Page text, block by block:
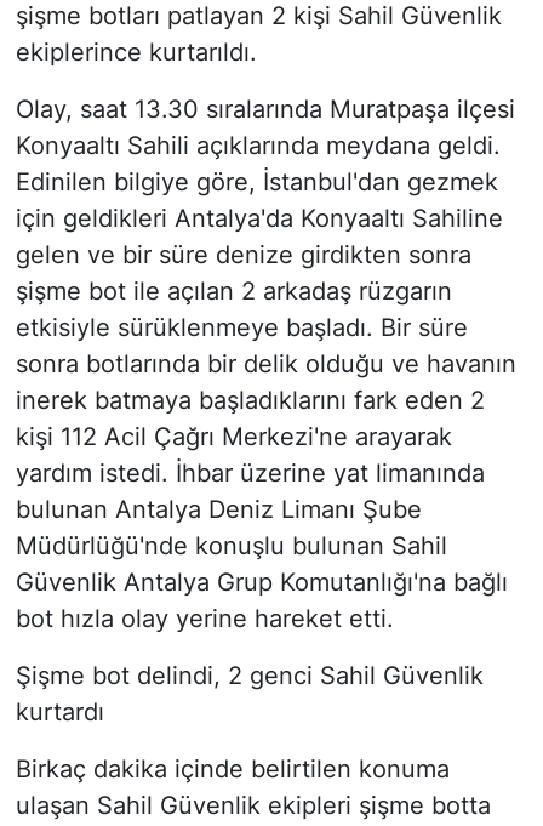
şişme botları patlayan 2 kişi Sahil Güvenlik
ekiplerince kurtarıldı.
Olay, saat 13.30 sıralarında Muratpaşa ilçesi
Konyaaltı Sahili açıklarında meydana geldi.
Edinilen bilgiye göre, İstanbul'dan gezmek
için geldikleri Antalya'da Konyaaltı Sahiline
gelen ve bir süre denize girdikten sonra
şişme bot ile açılan 2 arkadaş rüzgarın
etkisiyle sürüklenmeye başladı. Bir süre
sonra botlarında bir delik olduğu ve havanın
inerek batmaya başladıklarını fark eden 2
kişi 112 Acil Çağrı Merkezi'ne arayarak
yardım istedi. İhbar üzerine yat limanında
bulunan Antalya Deniz Limanı Şube
Müdürlüğü'nde konuşlu bulunan Sahil
Güvenlik Antalya Grup Komutanlığı'na bağlı
bot hızla olay yerine hareket etti.
Şişme bot delindi, 2 genci Sahil Güvenlik
kurtardı
Birkaç dakika içinde belirtilen konuma
ulaşan Sahil Güvenlik ekipleri şişme botta